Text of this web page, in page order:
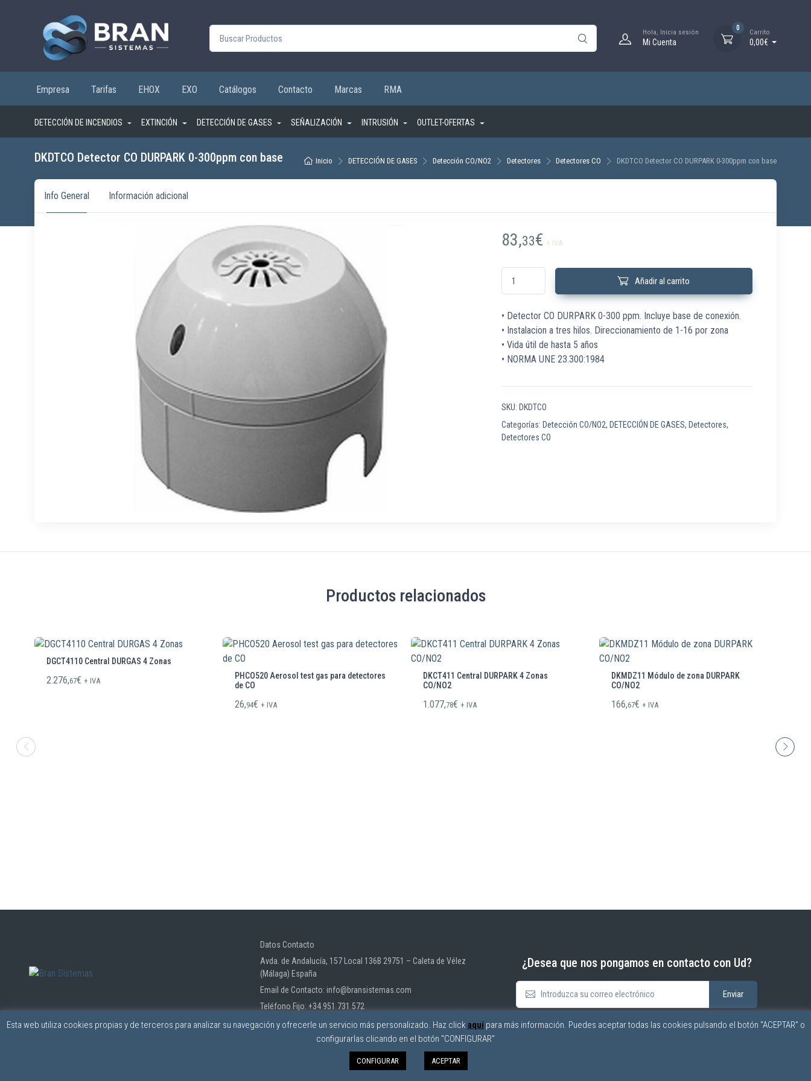
Buscar por: Hola, Inicia sesión
Mi Cuenta
0
Carrito
0,00€
Empresa Tarifas EHOX EXO Catálogos Contacto Marcas RMA
DETECCIÓN DE INCENDIOS EXTINCIÓN DETECCIÓN DE GASES SEÑALIZACIÓN INTRUSIÓN OUTLET-OFERTAS
Inicio DETECCIÓN DE GASES Detección CO/NO2 Detectores Detectores CO DKDTCO Detector CO DURPARK 0-300ppm con base
DKDTCO Detector CO DURPARK 0-300ppm con base
Info General Información adicional
83,33€ + IVA
DKDTCO Detector CO DURPARK 0-300ppm con base cantidad
Añadir al carrito
• Detector CO DURPARK 0-300 ppm. Incluye base de conexión.
• Instalacion a tres hilos. Direccionamiento de 1-16 por zona
• Vida útil de hasta 5 años
• NORMA UNE 23.300:1984
SKU: DKDTCO
Categorías: Detección CO/NO2, DETECCIÓN DE GASES, Detectores,
Detectores CO
Productos relacionados
DGCT4110 Central DURGAS 4 Zonas
2.276,67€ + IVA
PHCO520 Aerosol test gas para detectores
de CO
26,94€ + IVA
DKCT411 Central DURPARK 4 Zonas
CO/NO2
1.077,78€ + IVA
DKMDZ11 Módulo de zona DURPARK
CO/NO2
166,67€ + IVA
Datos Contacto
Avda. de Andalucía, 157 Local 136B 29751 – Caleta de Vélez
(Málaga) España
Email de Contacto: info@bransistemas.com
Teléfono Fijo: +34 951 731 572
¿Desea que nos pongamos en contacto con Ud?
Esta web utiliza cookies propias y de terceros para analizar su navegación y ofrecerle un servicio más personalizado. Haz click aquípara más información. Puedes aceptar todas las cookies pulsando el botón “ACEPTAR” o
configurarlas clicando en el botón “CONFIGURAR”
CONFIGURAR ACEPTAR